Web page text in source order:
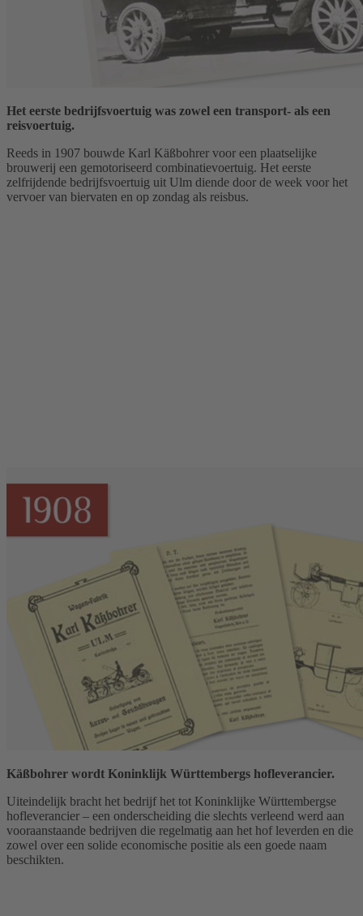
Het eerste bedrijfsvoertuig was zowel een transport- als een
reisvoertuig.
Reeds in 1907 bouwde Karl Käßbohrer voor een plaatselijke
brouwerij een gemotoriseerd combinatievoertuig. Het eerste
zelfrijdende bedrijfsvoertuig uit Ulm diende door de week voor het
vervoer van biervaten en op zondag als reisbus.
Käßbohrer wordt Koninklijk Württembergs hofleverancier.
Uiteindelijk bracht het bedrijf het tot Koninklijke Württembergse
hofleverancier – een onderscheiding die slechts verleend werd aan
vooraanstaande bedrijven die regelmatig aan het hof leverden en die
zowel over een solide economische positie als een goede naam
beschikten.